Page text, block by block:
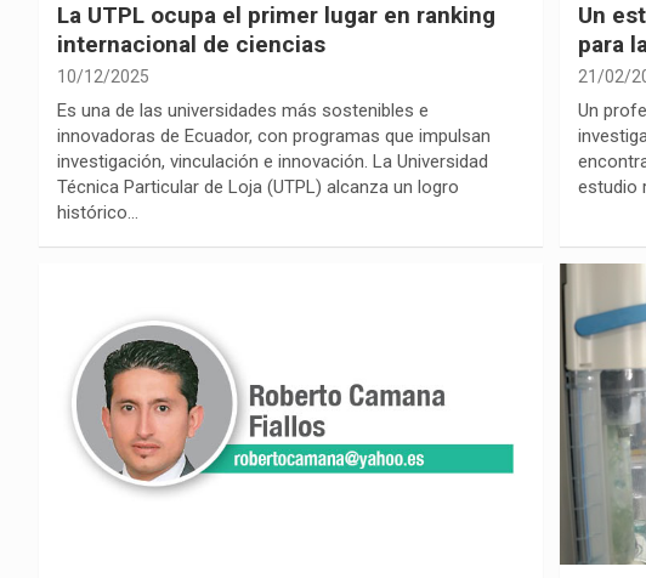
La UTPL ocupa el primer lugar en ranking
internacional de ciencias
10/12/2025
Es una de las universidades más sostenibles e
innovadoras de Ecuador, con programas que impulsan
investigación, vinculación e innovación. La Universidad
Técnica Particular de Loja (UTPL) alcanza un logro
histórico…
Un
para
21/02/
Un
estudio